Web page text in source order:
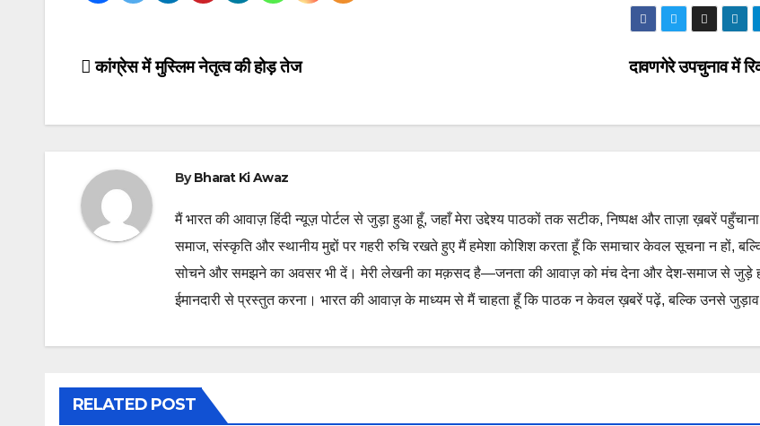
Post
दावणगेरे उपचुनाव में
कांग्रेस में मुस्लिम नेतृत्व की होड़ तेज
ByBharat Ki Awaz
मैं भारत की आवाज़ हिंदी न्यूज़ पोर्टल से जुड़ा हुआ हूँ, जहाँ मेरा उद्देश्य पाठकों तक सटीक, निष्पक्ष और ताज़ा ख़बरें
समाज, संस्कृति और स्थानीय मुद्दों पर गहरी रुचि रखते हुए मैं हमेशा कोशिश करता हूँ कि समाचार केवल सूचना न हों,
सोचने और समझने का अवसर भी दें। मेरी लेखनी का मक़सद है—जनता की आवाज़ को मंच देना और देश-समाज से जुड़े
ईमानदारी से प्रस्तुत करना। भारत की आवाज़ के माध्यम से मैं चाहता हूँ कि पाठक न केवल ख़बरें पढ़ें, बल्कि उनसे
RELATED POST